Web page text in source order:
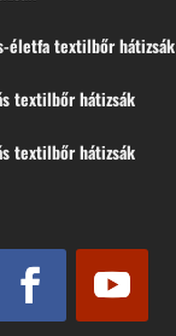
életfa textilbőr hátizsák
textilbőr hátizsák
textilbőr hátizsák